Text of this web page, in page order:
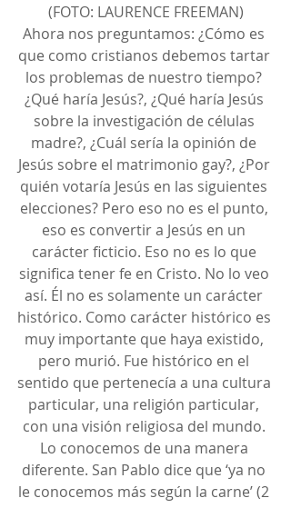
(FOTO: LAURENCE FREEMAN)
Ahora nos preguntamos: ¿Cómo es
que como cristianos debemos tartar
los problemas de nuestro tiempo?
¿Qué haría Jesús?, ¿Qué haría Jesús
sobre la investigación de células
madre?, ¿Cuál sería la opinión de
Jesús sobre el matrimonio gay?, ¿Por
quién votaría Jesús en las siguientes
elecciones? Pero eso no es el punto,
eso es convertir a Jesús en un
carácter ficticio. Eso no es lo que
significa tener fe en Cristo. No lo veo
así. Él no es solamente un carácter
histórico. Como carácter histórico es
muy importante que haya existido,
pero murió. Fue histórico en el
sentido que pertenecía a una cultura
particular, una religión particular,
con una visión religiosa del mundo.
Lo conocemos de una manera
diferente. San Pablo dice que ‘ya no
le conocemos más según la carne’ (2